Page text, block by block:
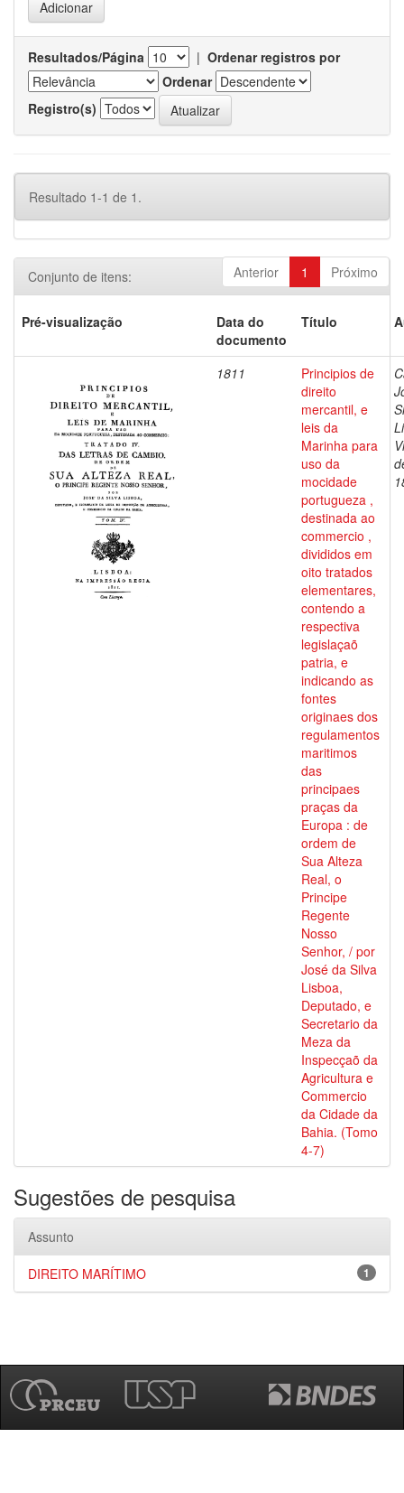
Resultados/Página | Ordenar registros por
Ordenar
Registro(s)
Resultado 1-1 de 1.
Anterior 1 Próximo
Conjunto de itens:
Pré-visualização
Data do
documento
Título
1811
Principios de
direito
mercantil, e
leis da
Marinha para
uso da
mocidade
portugueza ,
destinada ao
commercio ,
divididos em
oito tratados
elementares,
contendo a
respectiva
legislaçaõ
patria, e
indicando as
fontes
originaes dos
regulamentos
maritimos
das
principaes
praças da
Europa : de
ordem de
Sua Alteza
Real, o
Principe
Regente
Nosso
Senhor, / por
José da Silva
Lisboa,
Deputado, e
Secretario da
Meza da
Inspecçaõ da
Agricultura e
Commercio
da Cidade da
Bahia. (Tomo
4-7)
Sugestões de pesquisa
Assunto
1
DIREITO MARÍTIMO